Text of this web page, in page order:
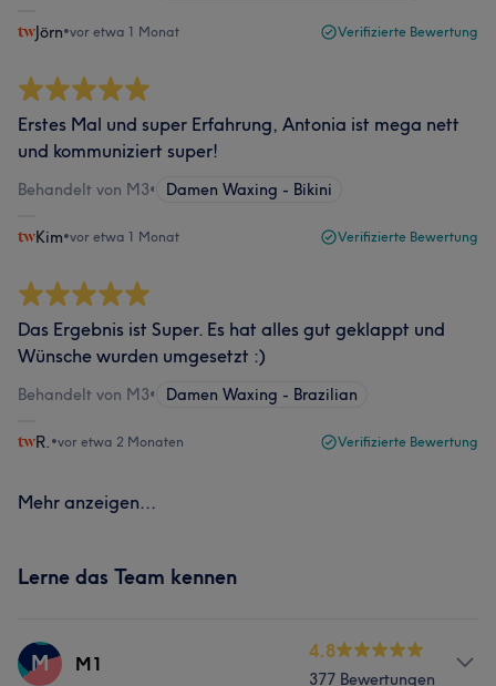
Jörn•vor etwa 1 Monat Verifizierte Bewertung
Erstes Mal und super Erfahrung, Antonia ist mega nett
und kommuniziert super!
Behandelt von M3• Damen Waxing - Bikini
Kim•vor etwa 1 Monat Verifizierte Bewertung
Das Ergebnis ist Super. Es hat alles gut geklappt und
Wünsche wurden umgesetzt :)
Behandelt von M3• Damen Waxing - Brazilian
R. •vor etwa 2 Monaten Verifizierte Bewertung
Mehr anzeigen...
Lerne das Team kennen
M M1
4.8
377 Bewertungen